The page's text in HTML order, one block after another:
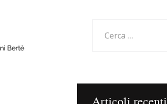
per:
Articoli recenti